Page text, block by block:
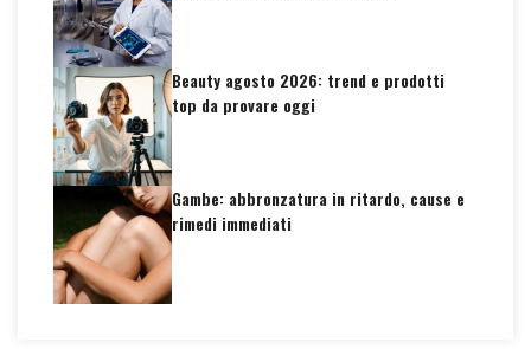
Beauty agosto 2026: trend e prodotti
top da provare oggi
Gambe: abbronzatura in ritardo, cause e
rimedi immediati